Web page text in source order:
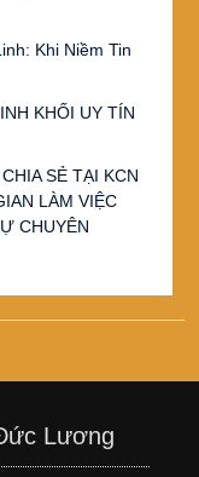
Khi Niềm Tin
KHỐI UY TÍN
SẺ TẠI KCN
LÀM VIỆC
CHUYÊN
Lương